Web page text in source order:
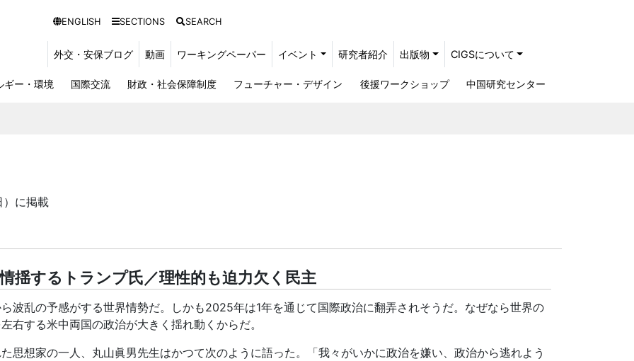
ENGLISH SECTIONS SEARCH
外交・安保ブログ 動画 ワーキングペーパー イベント 研究者紹介 出版物 CIGSについて
ギー・環境 国際交流 財政・社会保障制度 フューチャー・デザイン 後援ワークショップ 中国研究センター
）に掲載
揺するトランプ氏／理性的も迫力欠く民主
波乱の予感がする世界情勢だ。しかも2025年は1年を通じて国際政治に翻弄されそうだ。なぜなら世界の
右する米中両国の政治が大きく揺れ動くからだ。
思想家の一人、丸山眞男先生はかつて次のように語った。「我々がいかに政治を嫌い、政治から逃れよう